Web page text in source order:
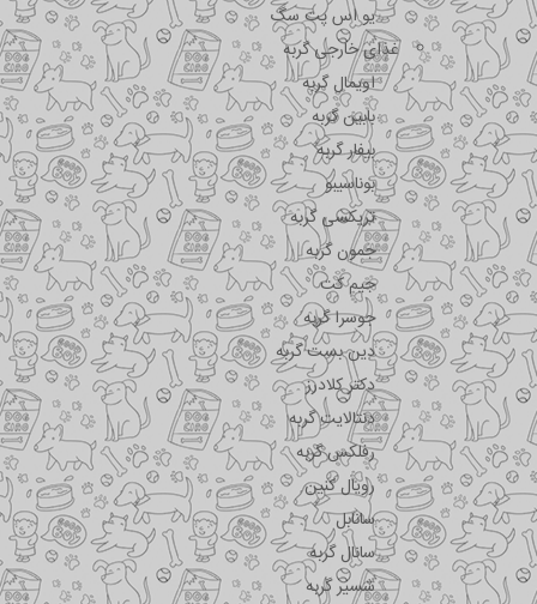
یو اس پت سگ
غذای خارجی گربه
اویمال گربه
بابین گربه
بیفار گربه
بوناسیبو
تریکسی گربه
جمون گربه
جیم کت
جوسرا گربه
دین بست گربه
دکتر کلادرز
دنتالایت گربه
رفلکس گربه
رویال کنین
سانابل
سانال گربه
شسیر گربه